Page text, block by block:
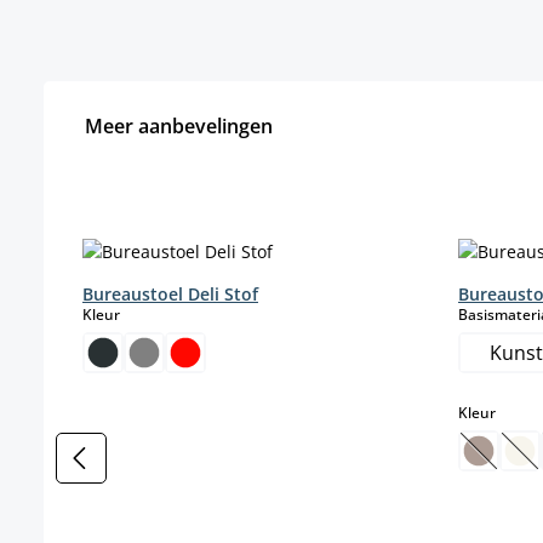
Meer aanbevelingen
Bureaustoel Deli Stof
Kleurselect
Kleurselect
(Deze